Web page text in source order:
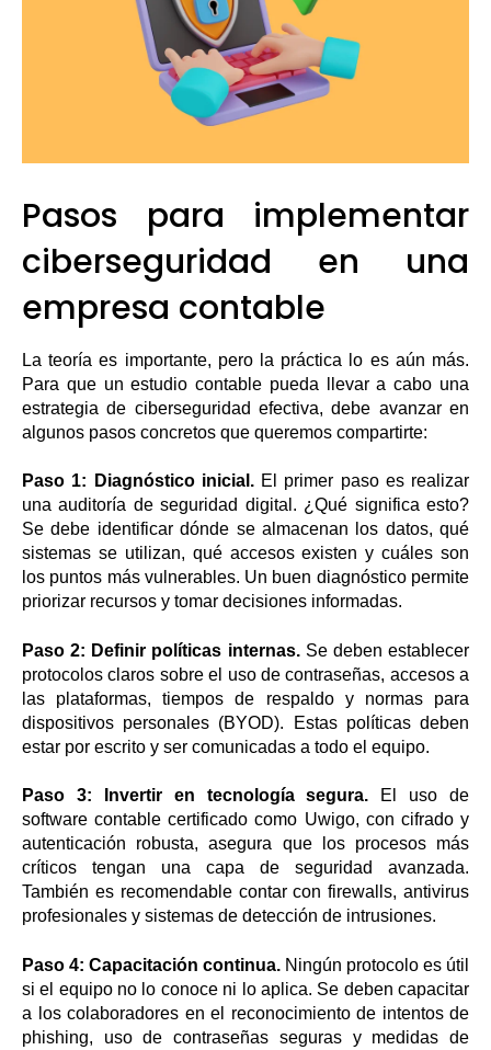
Pasos para implementar
ciberseguridad en una
empresa contable
La teoría es importante, pero la práctica lo es aún más.
Para que un estudio contable pueda llevar a cabo una
estrategia de ciberseguridad efectiva, debe avanzar en
algunos pasos concretos que queremos compartirte:
Paso 1: Diagnóstico inicial.El primer paso es realizar
una auditoría de seguridad digital. ¿Qué significa esto?
Se debe identificar dónde se almacenan los datos, qué
sistemas se utilizan, qué accesos existen y cuáles son
los puntos más vulnerables. Un buen diagnóstico permite
priorizar recursos y tomar decisiones informadas.
Paso 2: Definir políticas internas. Se deben establecer
protocolos claros sobre el uso de contraseñas, accesos a
las plataformas, tiempos de respaldo y normas para
dispositivos personales (BYOD). Estas políticas deben
estar por escrito y ser comunicadas a todo el equipo.
Paso 3: Invertir en tecnología segura. El uso de
software contable certificado como Uwigo, con cifrado y
autenticación robusta, asegura que los procesos más
críticos tengan una capa de seguridad avanzada.
También es recomendable contar con firewalls, antivirus
profesionales y sistemas de detección de intrusiones.
Paso 4: Capacitación continua. Ningún protocolo es útil
si el equipo no lo conoce ni lo aplica. Se deben capacitar
a los colaboradores en el reconocimiento de intentos de
phishing, uso de contraseñas seguras y medidas de